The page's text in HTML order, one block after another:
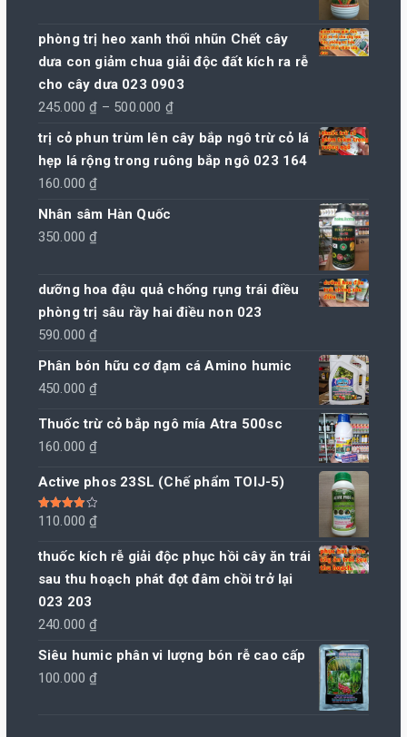
phòng trị heo xanh thối nhũn Chết cây
dưa con giảm chua giải độc đất kích ra rễ
cho cây dưa 023 0903
245.000₫ – 500.000 ₫Khoảng
giá:
từ
trị cỏ phun trùm lên cây bắp ngô trừ cỏ lá
hẹp lá rộng trong ruông bắp ngô 023 164
160.000₫
Nhân sâm Hàn Quốc
350.000₫
dưỡng hoa đậu quả chống rụng trái điều
phòng trị sâu rầy hai điều non 023
590.000₫
Phân bón hữu cơ đạm cá Amino humic
450.000₫
Thuốc trừ cỏ bắp ngô mía Atra 500sc
160.000₫
Active phos 23SL (Chế phẩm TOIJ-5)
Được xếp
hạng 4.00
110.000₫
thuốc kích rễ giải độc phục hồi cây ăn trái
sau thu hoạch phát đọt đâm chồi trở lại
023 203
240.000₫
Siêu humic phân vi lượng bón rễ cao cấp
100.000₫